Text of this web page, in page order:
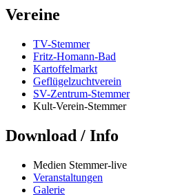
Vereine
TV-Stemmer
Fritz-Homann-Bad
Kartoffelmarkt
Geflügelzuchtverein
SV-Zentrum-Stemmer
Kult-Verein-Stemmer
Download / Info
Medien Stemmer-live
Veranstaltungen
Galerie